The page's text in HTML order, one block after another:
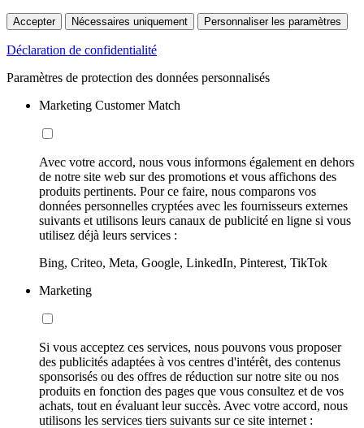
Accepter Nécessaires uniquement Personnaliser les paramètres
Déclaration de confidentialité
Paramètres de protection des données personnalisés
Marketing Customer Match
Avec votre accord, nous vous informons également en dehors
de notre site web sur des promotions et vous affichons des
produits pertinents. Pour ce faire, nous comparons vos
données personnelles cryptées avec les fournisseurs externes
suivants et utilisons leurs canaux de publicité en ligne si vous
utilisez déjà leurs services :
Bing, Criteo, Meta, Google, LinkedIn, Pinterest, TikTok
Marketing
Si vous acceptez ces services, nous pouvons vous proposer
des publicités adaptées à vos centres d'intérêt, des contenus
sponsorisés ou des offres de réduction sur notre site ou nos
produits en fonction des pages que vous consultez et de vos
achats, tout en évaluant leur succès. Avec votre accord, nous
utilisons les services tiers suivants sur ce site internet :